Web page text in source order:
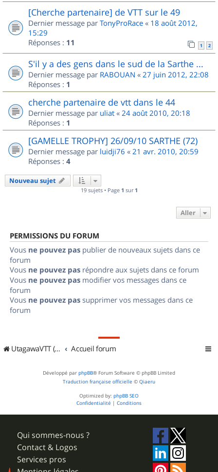
[Cherche partenaire] de VTT sur le 49
Dernier message par TonyProRace « 18 août 2012,
15:29
Réponses : 11 1 2
S'il y a des gens dans le sud de la Sarthe ...
Dernier message par RABOUAN « 27 juin 2012, 22:08
Réponses : 1
cherche partenaire de vtt dans le 44
Dernier message par uliat « 24 août 2010, 20:18
Réponses : 1
[GAMELLE TROPHY] 26/09/10 SARTHE (72)
Dernier message par luidji76 « 21 avr. 2010, 20:59
Réponses : 4
Nouveau sujet
19 sujets • Page 1 sur 1
Aller
PERMISSIONS DU FORUM
Vous ne pouvez pas publier de nouveaux sujets dans ce
forum
Vous ne pouvez pas répondre aux sujets dans ce forum
Vous ne pouvez pas modifier vos messages dans ce
forum
Vous ne pouvez pas supprimer vos messages dans ce
forum
UtagawaVTT (Randos VTT et VTTAE avec traces GPS) Accueil forum
Développé par phpBB® Forum Software © phpBB Limited
Traduction française officielle © Qiaeru
Optimized by: phpBB SEO
Confidentialité | Conditions
Qui sommes-nous ?
Contact & Logos
Services pros